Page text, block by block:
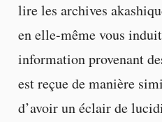
lire les archives
en elle-même vous
information provenant
est reçue de manière
d’avoir un éclair de